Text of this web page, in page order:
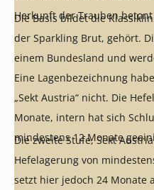
Herkunft der Trauben
Die Basis bildet die
der Sparkling Brut, gehört.
einem Bundesland und
Eine Lagenbezeichnung
„Sekt Austria“ nicht. Die
Monate, intern hat sich
mindestens 12 Monate
Die zweite Stufe, Sekt
Hefelagerung von
setzt hier jedoch 24 Monate